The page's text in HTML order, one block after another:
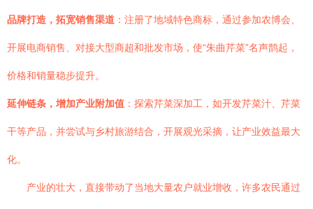
品牌打造，拓宽销售渠道 ：注册了地域特色商标，通过参加农博会、
开展电商销售、对接大型商超和批发市场，使“朱曲芹菜”名声鹊起，
价格和销量稳步提升。
延伸链条，增加产业附加值 ：探索芹菜深加工，如开发芹菜汁、芹菜
干等产品，并尝试与乡村旅游结合，开展观光采摘，让产业效益最大
化。
产业的壮大，直接带动了当地大量农户就业增收，许多农民通过